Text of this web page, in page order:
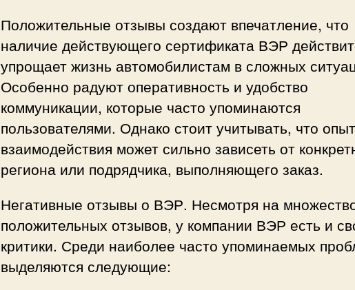
Положительные отзывы создают впечатление, что
наличие действующего сертификата ВЭР
упрощает жизнь автомобилистам в сложных
Особенно радуют оперативность и удобство
коммуникации, которые часто упоминаются
пользователями. Однако стоит учитывать, что опыт
взаимодействия может сильно зависеть от
региона или подрядчика, выполняющего заказ.
Негативные отзывы о ВЭР. Несмотря на
положительных отзывов, у компании ВЭР есть и
критики. Среди наиболее часто упоминаемых
выделяются следующие: